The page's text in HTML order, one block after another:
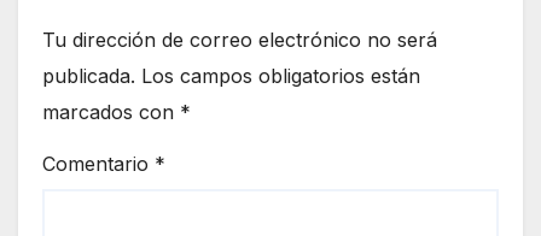
Tu dirección de correo electrónico no será
publicada. Los campos obligatorios están
marcados con *
Comentario *